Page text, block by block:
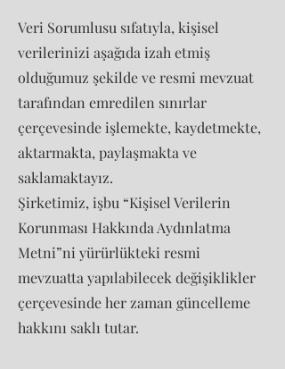
Veri Sorumlusu sıfatıyla, kişisel
verilerinizi aşağıda izah etmiş
olduğumuz şekilde ve resmi mevzuat
tarafından emredilen sınırlar
çerçevesinde işlemekte, kaydetmekte,
aktarmakta, paylaşmakta ve
saklamaktayız.
Şirketimiz, işbu “Kişisel Verilerin
Korunması Hakkında Aydınlatma
Metni”ni yürürlükteki resmi
mevzuatta yapılabilecek değişiklikler
çerçevesinde her zaman güncelleme
hakkını saklı tutar.